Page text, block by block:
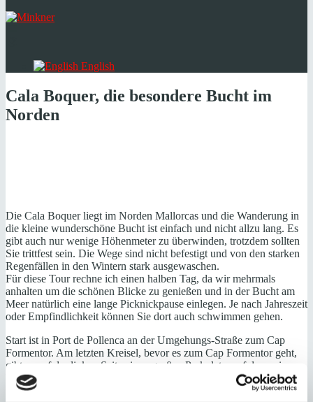
English
Cala Boquer, die besondere Bucht im
Norden
Die Cala Boquer liegt im Norden Mallorcas und die Wanderung in
die kleine wunderschöne Bucht ist einfach und nicht allzu lang. Es
gibt auch nur wenige Höhenmeter zu überwinden, trotzdem sollten
Sie trittfest sein. Die Wege sind nicht befestigt und von den starken
Regenfällen in den Wintern stark ausgewaschen.
Für diese Tour rechne ich einen halben Tag, da wir mehrmals
anhalten um die schönen Blicke zu genießen und in der Bucht am
Meer natürlich eine lange Picknickpause einlegen. Je nach Jahreszeit
oder Empfindlichkeit können Sie dort auch schwimmen gehen.
Start ist in Port de Pollenca an der Umgehungs-Straße zum Cap
Formentor. Am letzten Kreisel, bevor es zum Cap Formentor geht,
gibt es auf der linken Seite einen großen Parkplatz, auf dem wir
bequem das Auto abstellen können.
Von dort gehen wir durch das Grundstück einer großen Finca (noch